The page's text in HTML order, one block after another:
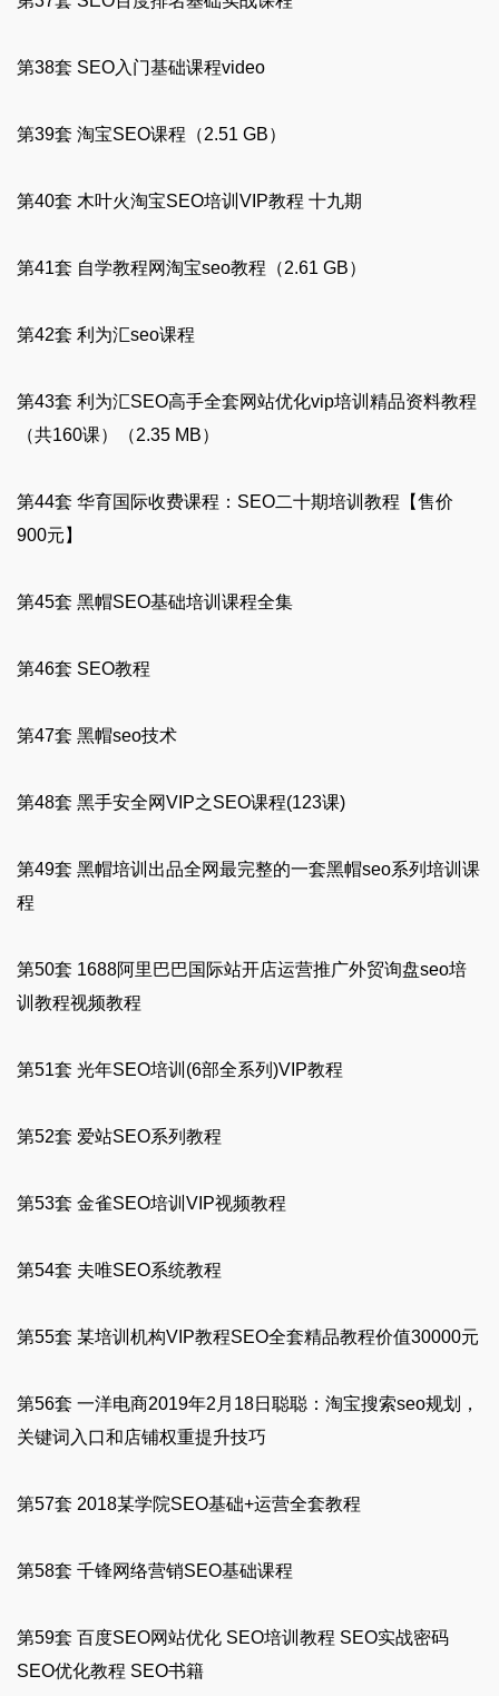
第38套 SEO入门基础课程video
第39套 淘宝SEO课程（2.51 GB）
第40套 木叶火淘宝SEO培训VIP教程 十九期
第41套 自学教程网淘宝seo教程（2.61 GB）
第42套 利为汇seo课程
第43套 利为汇SEO高手全套网站优化vip培训精品资料教程
（共160课）（2.35 MB）
第44套 华育国际收费课程：SEO二十期培训教程【售价
900元】
第45套 黑帽SEO基础培训课程全集
第46套 SEO教程
第47套 黑帽seo技术
第48套 黑手安全网VIP之SEO课程(123课)
第49套 黑帽培训出品全网最完整的一套黑帽seo系列培训课
程
第50套 1688阿里巴巴国际站开店运营推广外贸询盘seo培
训教程视频教程
第51套 光年SEO培训(6部全系列)VIP教程
第52套 爱站SEO系列教程
第53套 金雀SEO培训VIP视频教程
第54套 夫唯SEO系统教程
第55套 某培训机构VIP教程SEO全套精品教程价值30000元
第56套 一洋电商2019年2月18日聪聪：淘宝搜索seo规划，
关键词入口和店铺权重提升技巧
第57套 2018某学院SEO基础+运营全套教程
第58套 千锋网络营销SEO基础课程
第59套 百度SEO网站优化 SEO培训教程 SEO实战密码
SEO优化教程 SEO书籍